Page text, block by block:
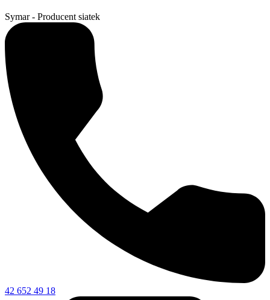
Symar - Producent siatek
42 652 49 18